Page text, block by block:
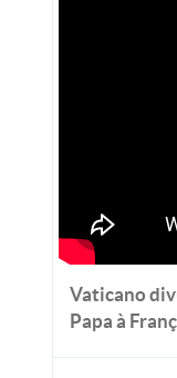
Vaticano
Papa à